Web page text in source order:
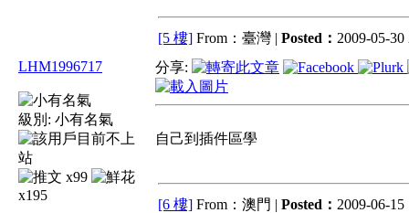
[5 樓] From：臺灣 | Posted： 2009-05-30
LHM1996717
級別: 小有名氣
x99
x195
分享:
自己到插件區學
[6 樓] From：澳門 | Posted： 2009-06-15